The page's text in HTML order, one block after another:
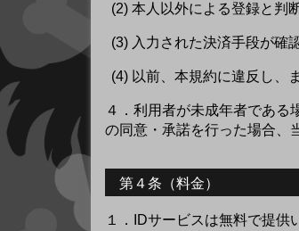
(2) 本人以外による登録と判
(3) 入力された決済手段が確
(4) 以前、本規約に違反し、
４． 利用者が未成年者である
の同意・承諾を行った場合、
第４条（料金）
１．
IDサービスは無料で提